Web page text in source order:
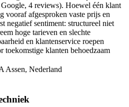
4 reviews). Hoewel één klant
vooraf afgesproken vaste prijs en
negatief sentiment: structureel niet
hoge tarieven en slechte
en klantenservice roepen
toekomstige klanten behoedzaam
Assen, Nederland